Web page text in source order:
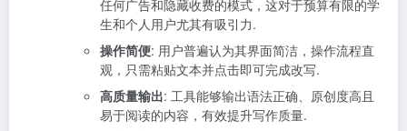
任何广告和隐藏收费的模式，这对于预算有限的学
生和个人用户尤其有吸引力.
操作简便: 用户普遍认为其界面简洁，操作流程直
观，只需粘贴文本并点击即可完成改写.
高质量输出: 工具能够输出语法正确、原创度高且
易于阅读的内容，有效提升写作质量.